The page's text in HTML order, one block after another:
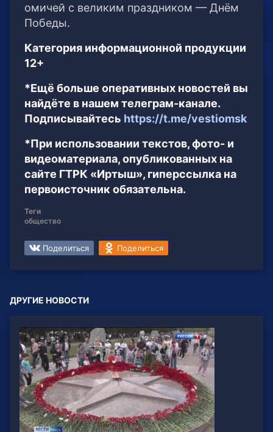
омичей с великим праздником — Днём
Победы.
Категория информационной продукции
12+
*Ещё больше оперативных новостей вы
найдёте в нашем телеграм-канале.
Подписывайтесь https://t.me/vestiomsk
*При использовании текстов, фото- и
видеоматериала, опубликованных на
сайте ГТРК «Иртыш», гиперссылка на
первоисточник обязательна.
Теги
общество
Поделиться Поделиться
ДРУГИЕ НОВОСТИ